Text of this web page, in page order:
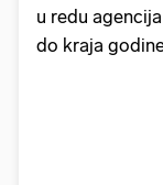
u redu
do kraja